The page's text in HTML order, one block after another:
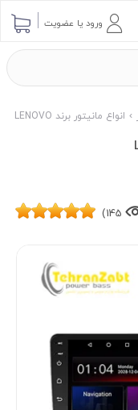
ورود یا عضویت
انواع مانیتور برند LENOVO
145)